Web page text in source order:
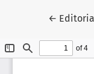
← Voltar